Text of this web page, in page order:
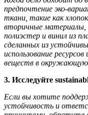
предпочтение эко-
ткани, такие как
вторичные материалы,
полиэстер и винил из
сделанных из
использование
веществ в окружающую
3. Исследуйте
Если вы хотите
устойчивость и